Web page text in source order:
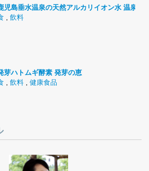
児島垂水温泉の天然アルカリイオン水 温泉水
飲料
芽ハトムギ酵素 発芽の恵
飲料 健康食品